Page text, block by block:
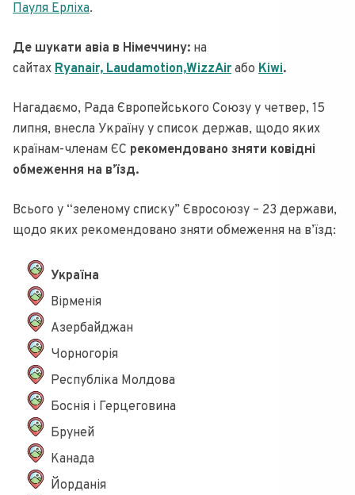
Пауля Ерліха.
Де шукати авіа в Німеччину: на
сайтах Ryanair,Laudamotion,WizzAir або Kiwi.
Нагадаємо, Рада Європейського Союзу у четвер, 15
липня, внесла Україну у список держав, щодо яких
країнам-членам ЄС рекомендовано зняти ковідні
обмеження на в’їзд.
Всього у “зеленому списку” Євросоюзу – 23 держави,
щодо яких рекомендовано зняти обмеження на в’їзд:
Україна
Вірменія
Азербайджан
Чорногорія
Республіка Молдова
Боснія і Герцеговина
Бруней
Канада
Йорданія